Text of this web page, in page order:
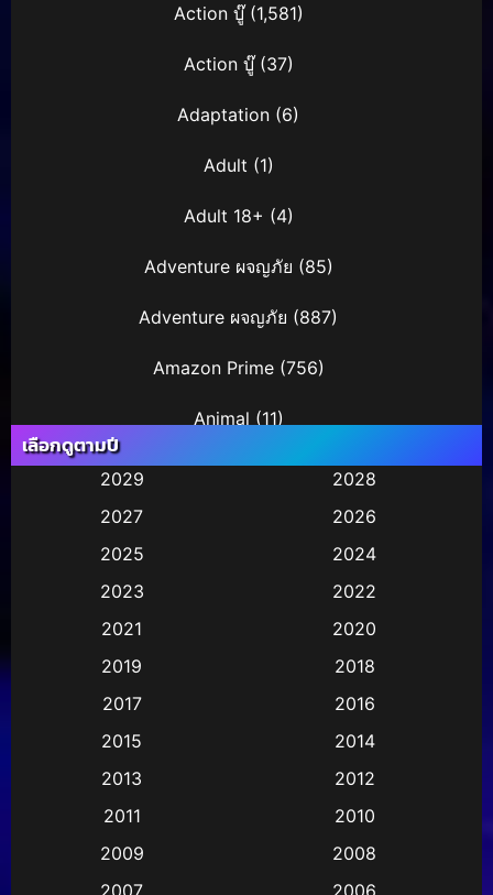
Action บู๊(1,581)
Action บู๊(37)
Adaptation (6)
Adult (1)
Adult 18+ (4)
Adventure ผจญภัย (85)
Adventure ผจญภัย (887)
Amazon Prime(756)
Animal (11)
Animation การ์ตูน(245)
เลือกดูตามปี
2029
2028
2027
2026
2025
2024
2023
2022
2021
2020
2019
2018
2017
2016
2015
2014
2013
2012
2011
2010
2009
2008
2007
2006